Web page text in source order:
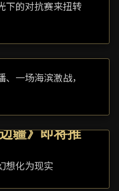
下的对抗赛来扭转
一场海滨激战，
疆》即将推
想化为现实